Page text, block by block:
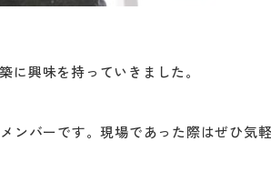
興味を持っていきました。
ンバーです。現場であった際はぜひ気